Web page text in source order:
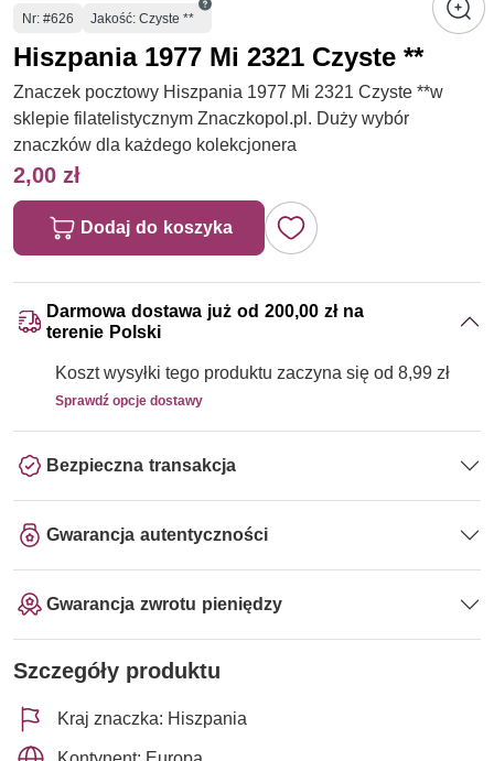
Numer
Nr: #626 Jakość: Czyste **
Hiszpania 1977 Mi 2321 Czyste **
Znaczek pocztowy Hiszpania 1977 Mi 2321 Czyste **w
sklepie filatelistycznym Znaczkopol.pl. Duży wybór
znaczków dla każdego kolekcjonera
2,00 zł
Dodaj do koszyka
Darmowa dostawa już od 200,00 zł na
terenie Polski
Koszt wysyłki tego produktu zaczyna się od 8,99 zł
Sprawdź opcje dostawy
Bezpieczna transakcja
Gwarancja autentyczności
Gwarancja zwrotu pieniędzy
Szczegóły produktu
Kraj znaczka: Hiszpania